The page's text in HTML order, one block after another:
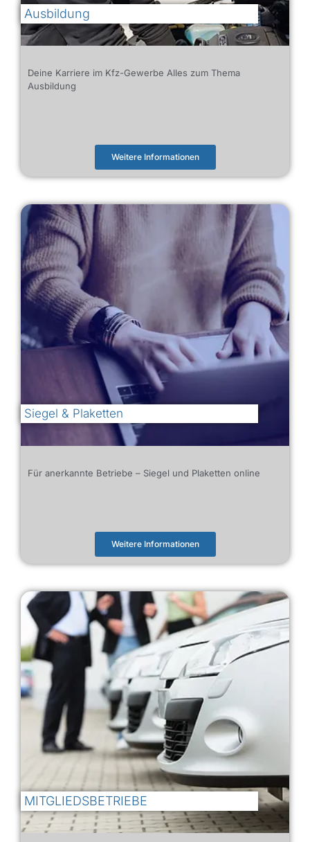
Ausbildung
Deine Karriere im Kfz-Gewerbe Alles zum Thema
Ausbildung
Weitere Informationen
Siegel & Plaketten
Für anerkannte Betriebe – Siegel und Plaketten online
Weitere Informationen
MITGLIEDSBETRIEBE